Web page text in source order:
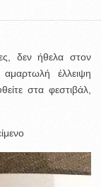
δεν ήθελα στον
έλλειψη
στα φεστιβάλ,